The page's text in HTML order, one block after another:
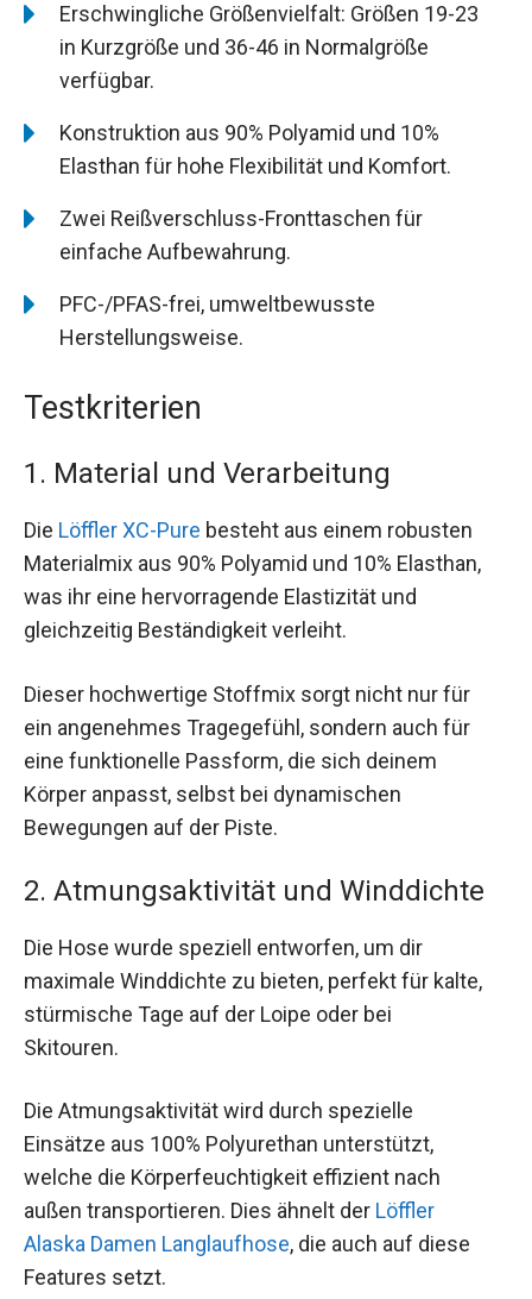
Erschwingliche Größenvielfalt: Größen 19-23
in Kurzgröße und 36-46 in Normalgröße
verfügbar.
Konstruktion aus 90% Polyamid und 10%
Elasthan für hohe Flexibilität und Komfort.
Zwei Reißverschluss-Fronttaschen für
einfache Aufbewahrung.
PFC-/PFAS-frei, umweltbewusste
Herstellungsweise.
Testkriterien
1. Material und Verarbeitung
Die Löffler XC-Pure besteht aus einem robusten
Materialmix aus 90% Polyamid und 10% Elasthan,
was ihr eine hervorragende Elastizität und
gleichzeitig Beständigkeit verleiht.
Dieser hochwertige Stoffmix sorgt nicht nur für
ein angenehmes Tragegefühl, sondern auch für
eine funktionelle Passform, die sich deinem
Körper anpasst, selbst bei dynamischen
Bewegungen auf der Piste.
2. Atmungsaktivität und Winddichte
Die Hose wurde speziell entworfen, um dir
maximale Winddichte zu bieten, perfekt für kalte,
stürmische Tage auf der Loipe oder bei
Skitouren.
Die Atmungsaktivität wird durch spezielle
Einsätze aus 100% Polyurethan unterstützt,
welche die Körperfeuchtigkeit effizient nach
außen transportieren. Dies ähnelt der Löffler
Alaska Damen Langlaufhose, die auch auf diese
Features setzt.